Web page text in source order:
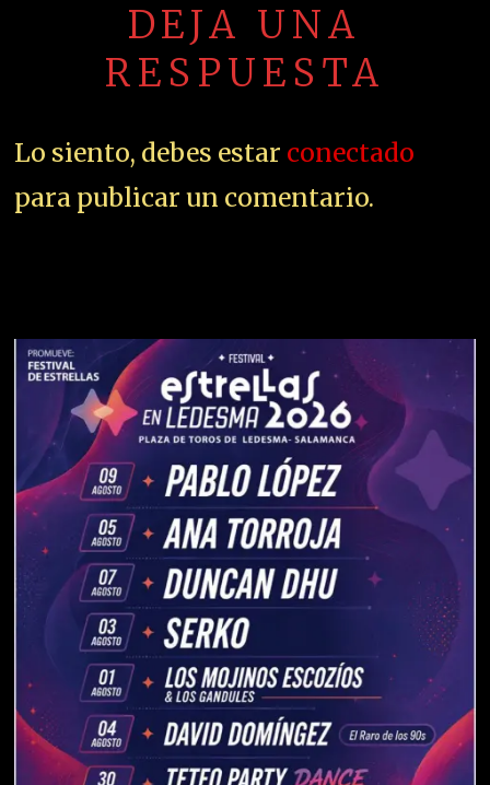
DEJA UNA
RESPUESTA
Lo siento, debes estar conectado
para publicar un comentario.